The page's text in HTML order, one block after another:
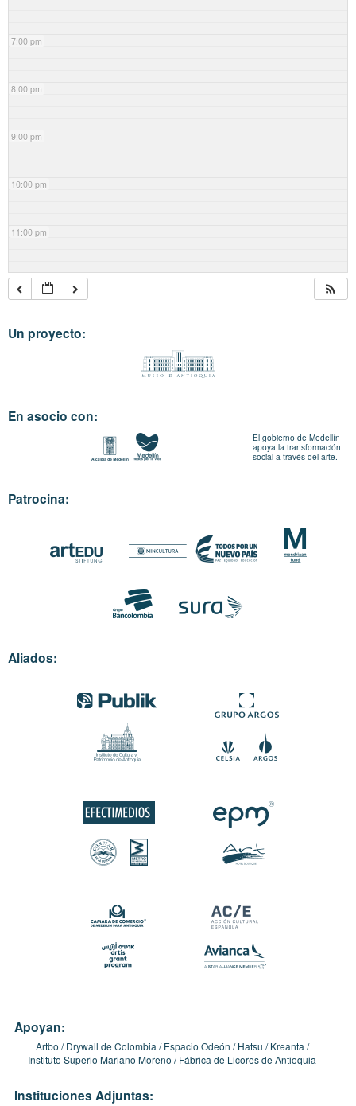
7:00 pm
8:00 pm
9:00 pm
10:00 pm
11:00 pm
Un proyecto:
En asocio con:
El gobierno de Medellín
apoya la transformación
social a través del arte.
Patrocina:
Aliados:
Apoyan:
Artbo Drywall de Colombia Espacio Odeón Hatsu
Kreanta
Instituto Superio Mariano Moreno
Fábrica de Licores de Antioquia
Instituciones Adjuntas: